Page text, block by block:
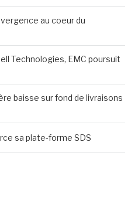
au coeur du
Technologies, EMC poursuit
baisse sur fond de livraisons
sa plate-forme SDS